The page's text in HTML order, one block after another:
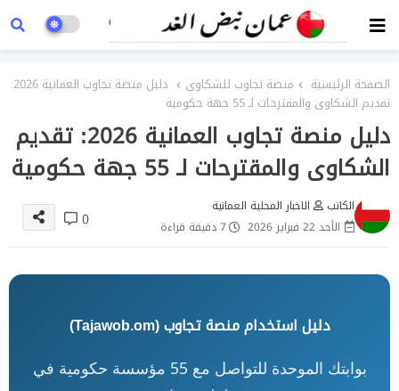
الصفحة الرئيسية منصة تجاوب للشكاوى
دليل منصة تجاوب العمانية 2026:
تقديم الشكاوى والمقترحات لـ 55 جهة حكومية
دليل منصة تجاوب العمانية 2026: تقديم
الشكاوى والمقترحات لـ 55 جهة حكومية
الكاتب
الاخبار المحلية العمانية
الأحد 22 فبراير 2026
7 دقيقة قراءة 0
دليل استخدام منصة تجاوب (Tajawob.om)
بوابتك الموحدة للتواصل مع 55 مؤسسة حكومية في